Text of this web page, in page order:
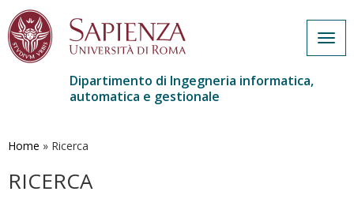
contenuto
Dipartimento di Ingegneria informatica,
automatica e gestionale
Home » Ricerca
RICERCA